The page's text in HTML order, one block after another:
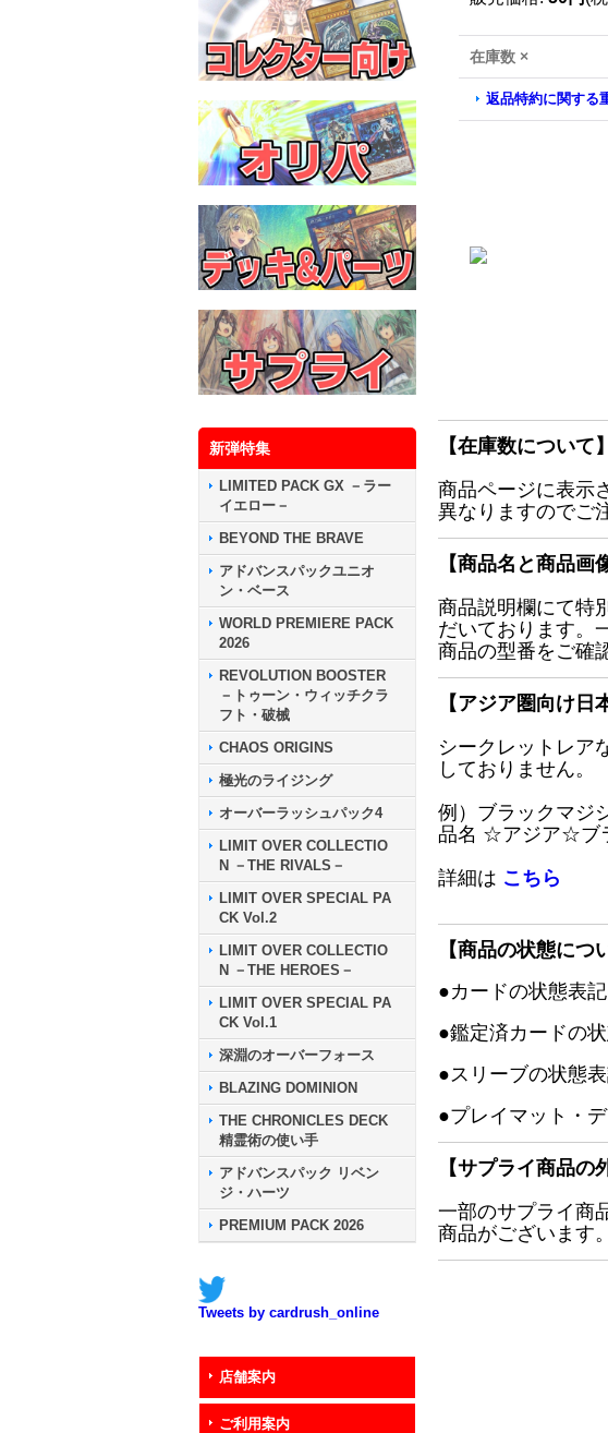
新弾特集
LIMITED PACK GX －ラー
イエロー－
BEYOND THE BRAVE
アドバンスパックユニオ
ン・ベース
WORLD PREMIERE PACK
2026
REVOLUTION BOOSTER
－トゥーン・ウィッチクラ
フト・破械
CHAOS ORIGINS
極光のライジング
オーバーラッシュパック4
LIMIT OVER COLLECTIO
N －THE RIVALS－
LIMIT OVER SPECIAL PA
CK Vol.2
LIMIT OVER COLLECTIO
N －THE HEROES－
LIMIT OVER SPECIAL PA
CK Vol.1
深淵のオーバーフォース
BLAZING DOMINION
THE CHRONICLES DECK
精霊術の使い手
アドバンスパック リベン
ジ・ハーツ
PREMIUM PACK 2026
Tweets by cardrush_online
店舗案内
ご利用案内
在庫数 ×
返品特約に関する
【在庫数について】
商品ページに表示
異なりますのでご
【商品名と商品画
商品説明欄にて特
だいております。
商品の型番をご確
【アジア圏向け日
シークレットレア
しておりません。
例）ブラックマジ
品名 ☆アジア☆ブ
詳細は こちら
【商品の状態につ
●カードの状態表
●鑑定済カードの
●スリーブの状態
●プレイマット・
【サプライ商品の
一部のサプライ商
商品がございます。